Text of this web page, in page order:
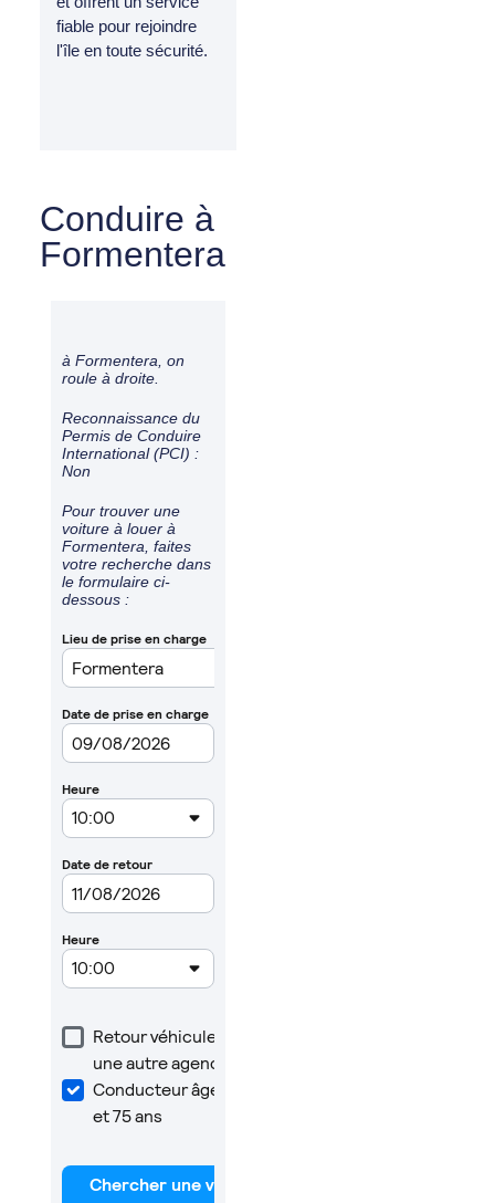
fiable pour rejoindre
l'île en toute sécurité.
Conduire à
Formentera
à Formentera, on
roule à droite.
Reconnaissance du
Permis de Conduire
International (PCI) :
Non
Pour trouver une
voiture à louer à
Formentera, faites
votre recherche dans
le formulaire ci-
dessous :